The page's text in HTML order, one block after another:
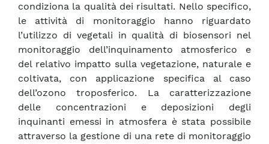
condiziona la qualità dei risultati. Nello specifico,
le attività di monitoraggio hanno riguardato
l’utilizzo di vegetali in qualità di biosensori nel
monitoraggio dell’inquinamento atmosferico e
del relativo impatto sulla vegetazione, naturale e
coltivata, con applicazione specifica al caso
dell’ozono troposferico. La caratterizzazione
delle concentrazioni e deposizioni degli
inquinanti emessi in atmosfera è stata possibile
attraverso la gestione di una rete di monitoraggio